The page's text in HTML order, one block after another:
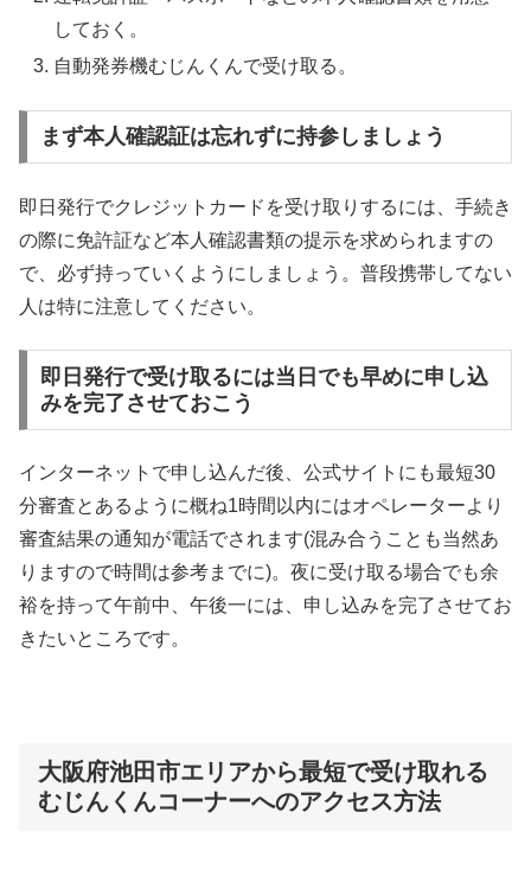
しておく。
自動発券機むじんくんで受け取る。
まず本人確認証は忘れずに持参しましょう
即日発行でクレジットカードを受け取りするには、手続き
の際に免許証など本人確認書類の提示を求められますの
で、必ず持っていくようにしましょう。普段携帯してない
人は特に注意してください。
即日発行で受け取るには当日でも早めに申し込
みを完了させておこう
インターネットで申し込んだ後、公式サイトにも最短30
分審査とあるように概ね1時間以内にはオペレーターより
審査結果の通知が電話でされます(混み合うことも当然あ
りますので時間は参考までに)。夜に受け取る場合でも余
裕を持って午前中、午後一には、申し込みを完了させてお
きたいところです。
大阪府池田市エリアから最短で受け取れる
むじんくんコーナーへのアクセス方法